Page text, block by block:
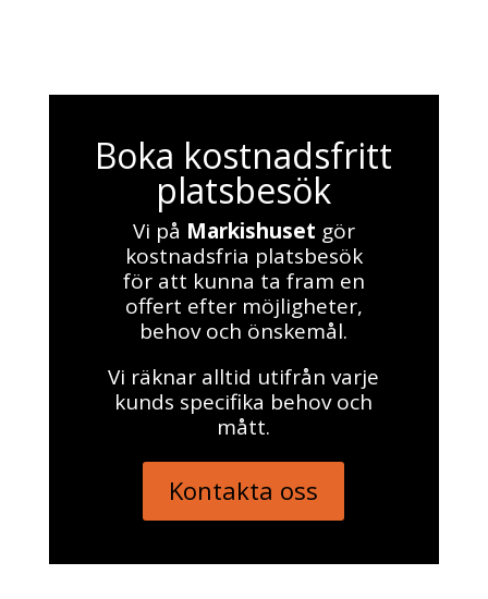
Boka kostnadsfritt
platsbesök
Vi på Markishuset gör
kostnadsfria platsbesök
för att kunna ta fram en
offert efter möjligheter,
behov och önskemål.
Vi räknar alltid utifrån varje
kunds specifika behov och
mått.
Kontakta oss